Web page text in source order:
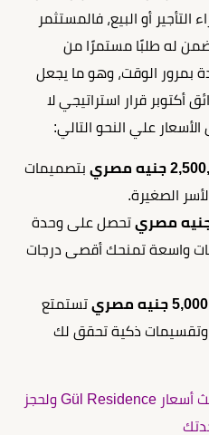
التأجير أو البيع، فالمستثمر
له طلبًا مستمرًا من
بمرور الوقت، وهو ما يجعل
أكتوبر قرار استراتيجي لا
علي النحو التالي:
جنيه مصري
بتصميمات
الصغيرة.
تحصل على وحدة
واسعة تمنحك أقصى درجات
جنيه مصري
تستمتع
وتقسيمات ذكية تحقق لك
تواصل معنا للتعرف على تحديث أسعار Gül Residence ولحجز